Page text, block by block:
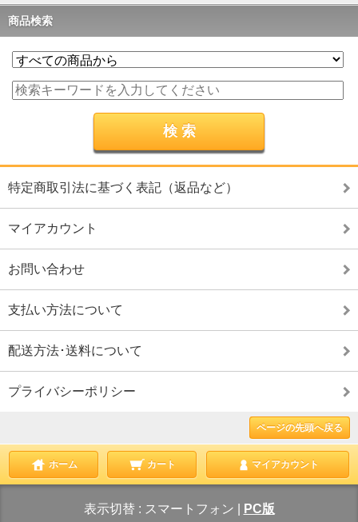
商品検索
特定商取引法に基づく表記（返品など）
マイアカウント
お問い合わせ
支払い方法について
配送方法･送料について
プライバシーポリシー
ページの先頭へ戻る
ホーム カート マイアカウント
表示切替 : スマートフォン PC版